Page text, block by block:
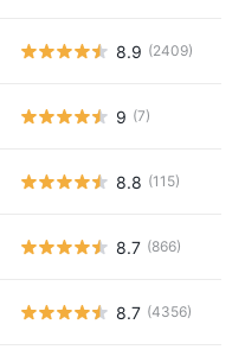
8.9 (2409)
9 (7)
8.8 (115)
8.7 (866)
8.7 (4356)